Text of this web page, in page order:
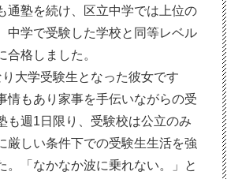
通塾を続け、区立中学では上位の
中学で受験した学校と同等レベル
合格しました。
大学受験生となった彼女です
情もあり家事を手伝いながらの受
も週1日限り、受験校は公立のみ
厳しい条件下での受験生生活を強
。「なかなか波に乗れない。」と